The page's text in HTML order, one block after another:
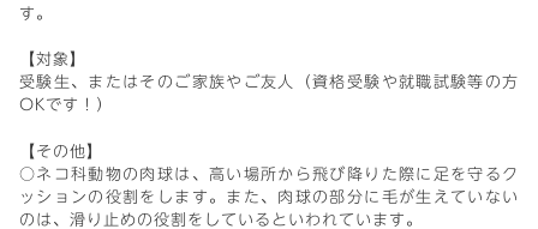
す。
【対象】
受験生、またはそのご家族やご友人（資格受験や就職試験等の方
OKです！）
【その他】
○ネコ科動物の肉球は、高い場所から飛び降りた際に足を守るク
ッションの役割をします。また、肉球の部分に毛が生えていない
のは、滑り止めの役割をしているといわれています。